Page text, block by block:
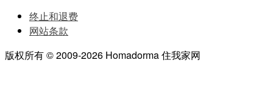
终止和退费
网站条款
版权所有 © 2009-2026 Homadorma 住我家网